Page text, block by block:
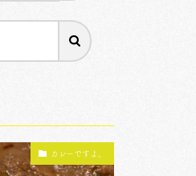
カレーですよ。